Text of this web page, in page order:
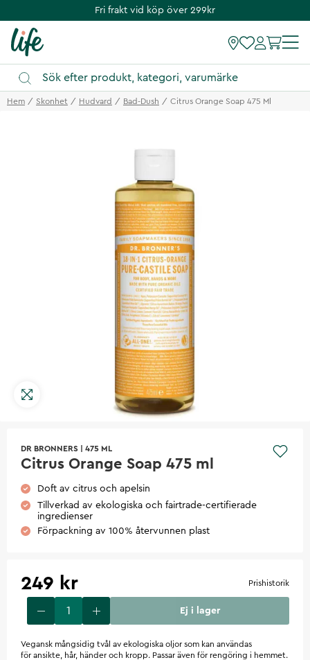
Fri frakt vid köp över 299kr
Hem Skonhet Hudvard Bad-Dush Citrus Orange Soap 475 Ml
DR BRONNERS 475 ML
Citrus Orange Soap 475 ml
Doft av citrus och apelsin
Tillverkad av ekologiska och fairtrade-certifierade
ingredienser
Förpackning av 100% återvunnen plast
249 kr Prishistorik
Ej i lager
Vegansk mångsidig tvål av ekologiska oljor som kan användas
för ansikte, hår, händer och kropp. Passar även för rengöring i hemmet.